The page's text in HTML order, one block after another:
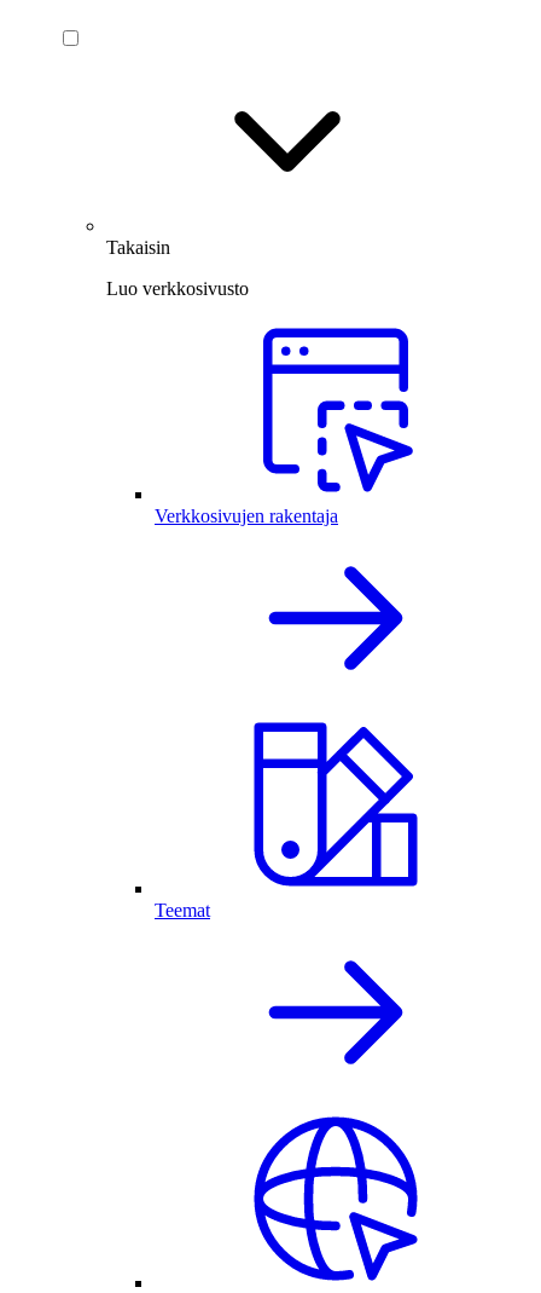
Takaisin
Luo verkkosivusto
Verkkosivujen rakentaja
Teemat